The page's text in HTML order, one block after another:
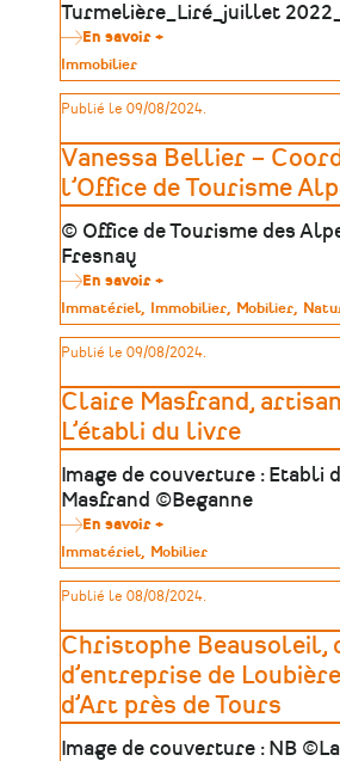
Turmelière_Liré_juillet
En savoir +
Blainvaux
–
administrative
et
technique
chez
Type
de
patrimoine
Immobilier
Publié le 09/08/2024.
Vanessa Bellier –
l’Office de Tourisme
© Office de Tourisme des
Fresnay
En savoir +
Vanessa
Bellier
–
Coordonnatrice
l’Office
de
Tourisme
Alpes
Type
de
patrimoine
Immatériel Immobilier Mobilier
Publié le 09/08/2024.
Claire Masfrand,
L’établi du livre
Image de couverture : Etabli
Masfrand ©Beganne
En savoir +
Claire
Masfrand,
artisane
relieuse
L’établi
du
livre
Type
de
patrimoine
Immatériel Mobilier
Publié le 08/08/2024.
Christophe Beausoleil,
d’entreprise de
d’Art près de Tours
Image de couverture : NB